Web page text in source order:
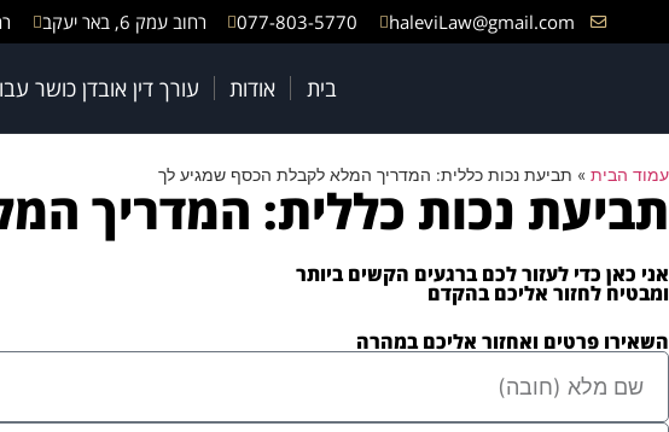
haleviLaw@gmail.com
077-803-5770 רחוב עמק 6, באר יעקב
בית אודות עורך דין אובדן כושר
עמוד הבית » תביעת נכות כללית: המדריך המלא לקבלת הכסף שמגיע לך
תביעת נכות כללית: המדריך
אני כאן כדי לעזור לכם ברגעים הקשים ביותר
ומבטיח לחזור אליכם בהקדם
השאירו פרטים ואחזור אליכם במהרה